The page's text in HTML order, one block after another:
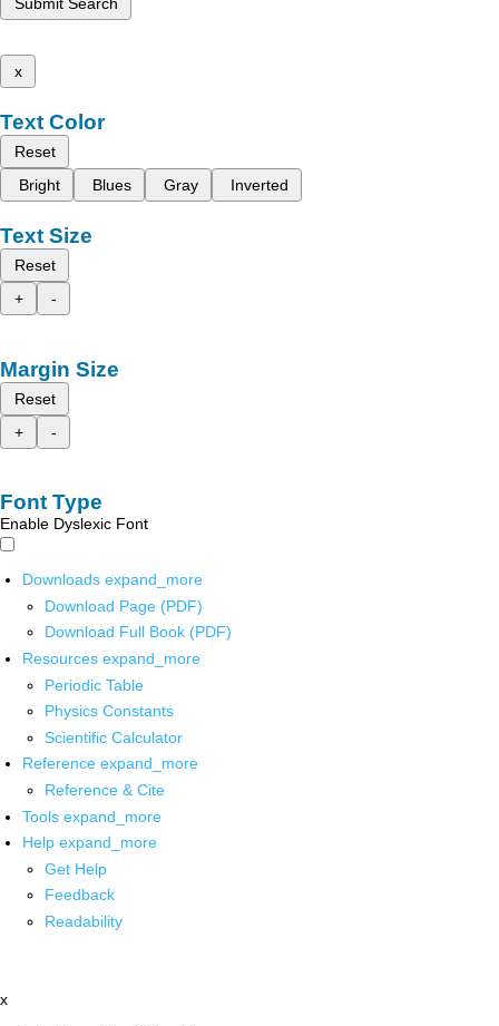
x
Text Color
Reset
Bright
Blues Gray Inverted
Text Size
Reset
+
-
Margin Size
Reset
+
-
Font Type
Enable Dyslexic Font
Downloads expand_more
Download Page (PDF)
Download Full Book (PDF)
Resources expand_more
Periodic Table
Physics Constants
Scientific Calculator
Reference expand_more
Reference & Cite
Tools expand_more
Help expand_more
Get Help
Feedback
Readability
x